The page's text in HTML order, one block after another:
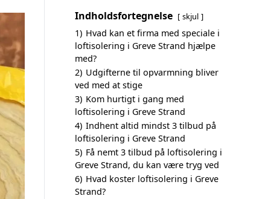
Indholdsfortegnelse skjul
1) Hvad kan et firma med speciale i
loftisolering i Greve Strand hjælpe
med?
2) Udgifterne til opvarmning bliver
ved med at stige
3) Kom hurtigt i gang med
loftisolering i Greve Strand
4) Indhent altid mindst 3 tilbud på
loftisolering i Greve Strand
5) Få nemt 3 tilbud på loftisolering i
Greve Strand, du kan være tryg ved
6) Hvad koster loftisolering i Greve
Strand?